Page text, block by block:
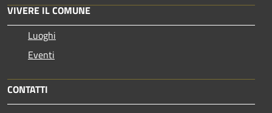
VIVERE IL COMUNE
Luoghi
Eventi
CONTATTI